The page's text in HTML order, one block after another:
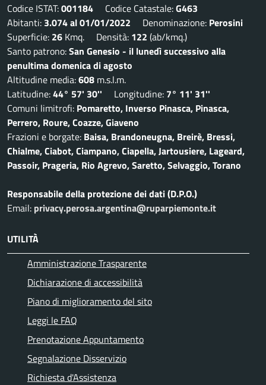
Codice ISTAT:001184 Codice Catastale:G463
Abitanti: 3.074 al 01/01/2022 Denominazione: Perosini
Superficie: 26 Kmq. Densità: 122 (ab/kmq.)
Santo patrono:San Genesio - il lunedì successivo alla
penultima domenica di agosto
Altitudine media:608 m.s.l.m.
Latitudine:44° 57' 30'' Longitudine: 7° 11' 31''
Comuni limitrofi: Pomaretto, Inverso Pinasca, Pinasca,
Perrero, Roure, Coazze, Giaveno
Frazioni e borgate: Baisa, Brandoneugna, Breirè, Bressi,
Chialme, Ciabot, Ciampano, Ciapella, Jartousiere, Lageard,
Passoir, Prageria, Rio Agrevo, Saretto, Selvaggio, Torano
Responsabile della protezione dei dati (D.P.O.)
Email: privacy.perosa.argentina@ruparpiemonte.it
UTILITÀ
Amministrazione Trasparente
Dichiarazione di accessibilità
Piano di miglioramento del sito
Leggi le FAQ
Prenotazione Appuntamento
Segnalazione Disservizio
Richiesta d'Assistenza